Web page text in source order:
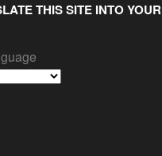
THIS SITE INTO YOUR